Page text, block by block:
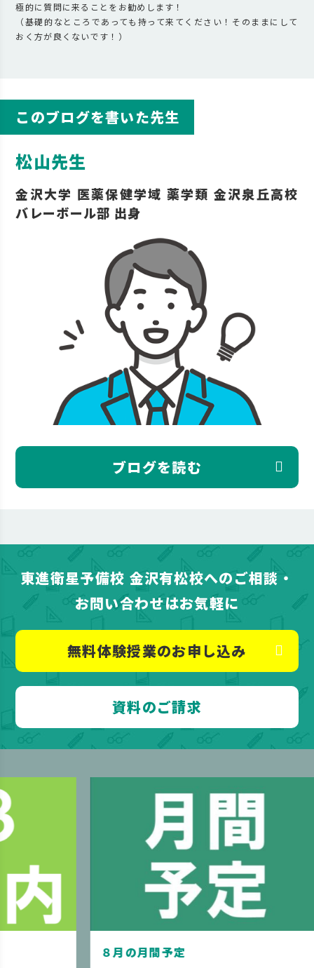
極的に質問に来ることをお勧めします！
（基礎的なところであっても持って来てください！そのままにして
おく方が良くないです！）
このブログを書いた先生
松山先生
金沢大学 医薬保健学域 薬学類 金沢泉丘高校
バレーボール部 出身
ブログを読む
東進衛星予備校 金沢有松校へのご相談・
お問い合わせはお気軽に
無料体験授業のお申し込み
資料のご請求
８月の月間予定